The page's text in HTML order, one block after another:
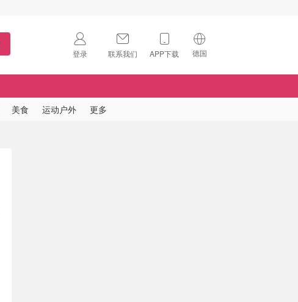
登录 联系我们 APP下载 德国
🇺🇸
美食 运动户外 更多